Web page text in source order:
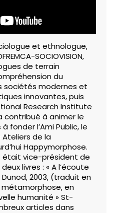
et ethnologue,
SOCIOVISION,
de terrain
du
sociétés modernes et
innovantes, puis
Research Institute
contribué à animer le
fonder l’Ami Public, le
Ateliers de la
Happymorphose.
était vice-président de
livres : « A l’écoute
2003, (traduit en
métamorphose, en
humanité » St-
articles dans